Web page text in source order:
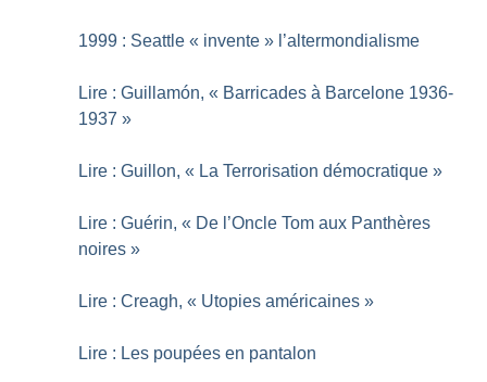
1999 : Seattle « invente » l’altermondialisme
Lire : Guillamón, « Barricades à Barcelone 1936-
1937 »
Lire : Guillon, « La Terrorisation démocratique »
Lire : Guérin, « De l’Oncle Tom aux Panthères
noires »
Lire : Creagh, « Utopies américaines »
Lire : Les poupées en pantalon